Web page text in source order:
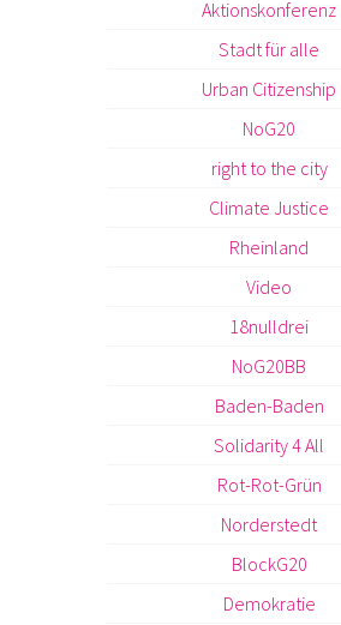
Aktionskonferenz
Stadt für alle
Urban Citizenship
NoG20
right to the city
Climate Justice
Rheinland
Video
18nulldrei
NoG20BB
Baden-Baden
Solidarity 4 All
Rot-Rot-Grün
Norderstedt
BlockG20
Demokratie